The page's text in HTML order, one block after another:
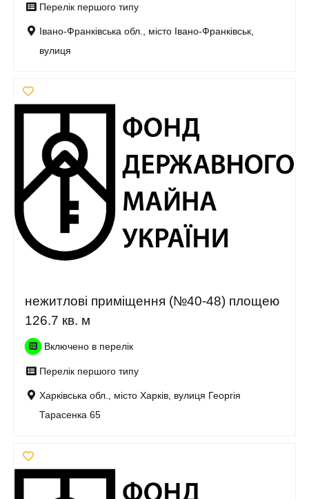
Перелік першого типу
Івано-Франківська обл., місто Івано-Франківськ,
вулиця
нежитлові приміщення (№40-48) площею
126.7 кв. м
Включено в перелік
Перелік першого типу
Харківська обл., місто Харків, вулиця Георгія
Тарасенка 65